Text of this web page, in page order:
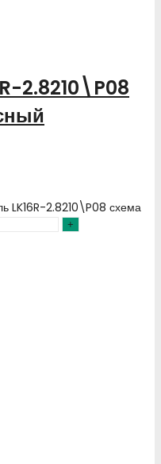
2.8210\P08
LK16R-2.8210\P08 схема